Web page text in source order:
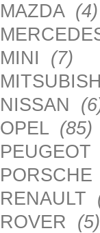
MAZDA (4)
MINI (7)
NISSAN
OPEL (85)
PEUGEOT
PORSCHE
RENAULT
ROVER (5)